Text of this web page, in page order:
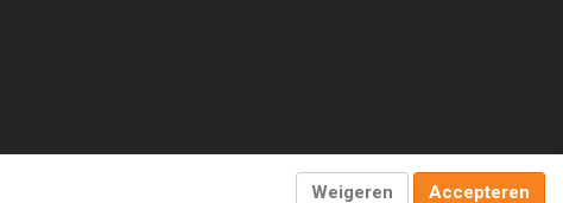
Weigeren Accepteren